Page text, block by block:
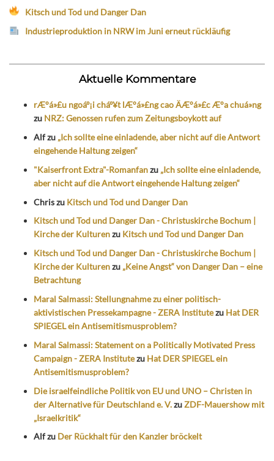
Kitsch und Tod und Danger Dan
Industrieproduktion in NRW im Juni erneut rückläufig
Aktuelle Kommentare
rÆ°á»£u ngoáº¡i cháº¥t lÆ°á»£ng cao ÄÆ°á»£c Æ°a chuá»ng
zu NRZ: Genossen rufen zum Zeitungsboykott auf
Alfzu „Ich sollte eine einladende, aber nicht auf die Antwort
eingehende Haltung zeigen“
"Kaiserfront Extra"-Romanfanzu „Ich sollte eine einladende,
aber nicht auf die Antwort eingehende Haltung zeigen“
Chriszu Kitsch und Tod und Danger Dan
Kitsch und Tod und Danger Dan - Christuskirche Bochum |
Kirche der Kulturenzu Kitsch und Tod und Danger Dan
Kitsch und Tod und Danger Dan - Christuskirche Bochum |
Kirche der Kulturenzu „Keine Angst“ von Danger Dan – eine
Betrachtung
Maral Salmassi: Stellungnahme zu einer politisch-
aktivistischen Pressekampagne - ZERA Institutezu Hat DER
SPIEGEL ein Antisemitismusproblem?
Maral Salmassi: Statement on a Politically Motivated Press
Campaign - ZERA Institutezu Hat DER SPIEGEL ein
Antisemitismusproblem?
Die israelfeindliche Politik von EU und UNO – Christen in
der Alternative für Deutschland e. V.zuZDF-Mauershow mit
„Israelkritik“
Alfzu Der Rückhalt für den Kanzler bröckelt